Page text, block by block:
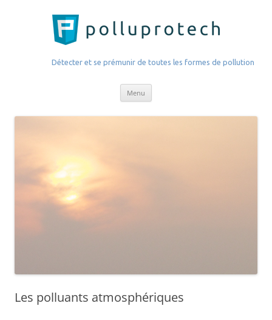
PolluProTech.com
Détecter et se prémunir de toutes les formes de pollution
Menu
Les polluants atmosphériques